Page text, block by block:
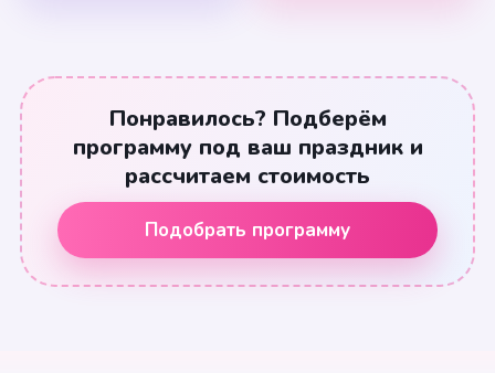
Понравилось? Подберём
программу под ваш праздник и
рассчитаем стоимость
Подобрать программу